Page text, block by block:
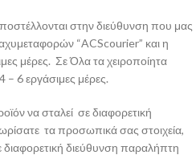
στην διεύθυνση που μας
“ACScourier” και η
μέρες. Σε Όλα τα χειροποίητα
– 6 εργάσιμες μέρες.
να σταλεί σε διαφορετική
τα προσωπικά σας στοιχεία,
διεύθυνση παραλήπτη